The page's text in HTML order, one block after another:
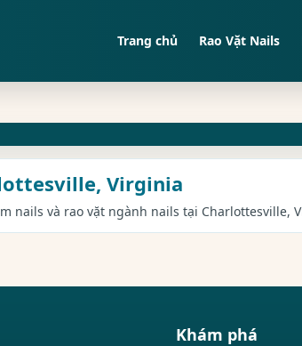
Trang chủ Rao Vặt Nails
Virginia
nails và rao vặt ngành nails tại Charlottesville,
Khám phá